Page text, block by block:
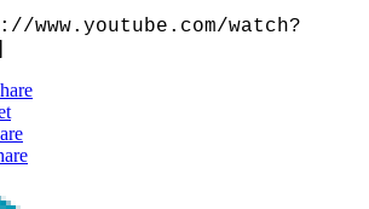
www.youtube.com/watch?